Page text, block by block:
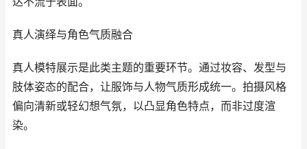
真人演绎与角色气质融合
真人模特展示是此类主题的重要环节。通过妆容、发型与
肢体姿态的配合，让服饰与人物气质形成统一。拍摄风格
偏向清新或轻幻想气氛，以凸显角色特点，而非过度渲
染。